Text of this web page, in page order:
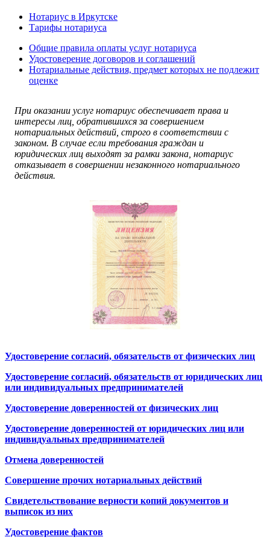
Нотариус в Иркутске
Тарифы нотариуса
Общие правила оплаты услуг нотариуса
Удостоверение договоров и соглашений
Нотариальные действия, предмет которых не подлежит
оценке
При оказании услуг нотариус обеспечивает права и
интересы лиц, обратившихся за совершением
нотариальных действий, строго в соответствии с
законом. В случае если требования граждан и
юридических лиц выходят за рамки закона, нотариус
отказывает в совершении незаконного нотариального
действия.
Удостоверение согласий, обязательств от физических лиц
Удостоверение согласий, обязательств от юридических лиц
или индивидуальных предпринимателей
Удостоверение доверенностей от физических лиц
Удостоверение доверенностей от юридических лиц или
индивидуальных предпринимателей
Отмена доверенностей
Совершение прочих нотариальных действий
Свидетельствование верности копий документов и
выписок из них
Удостоверение фактов